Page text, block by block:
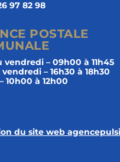
97 82 98
POSTALE
vendredi – 09h00 à 11h45
– 16h30 à 18h30
10h00 à 12h00
du site web